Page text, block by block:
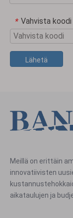
* Vahvista koodi
Lähetä
Meillä on erittäin
innovatiivisten
aikataulujen ja